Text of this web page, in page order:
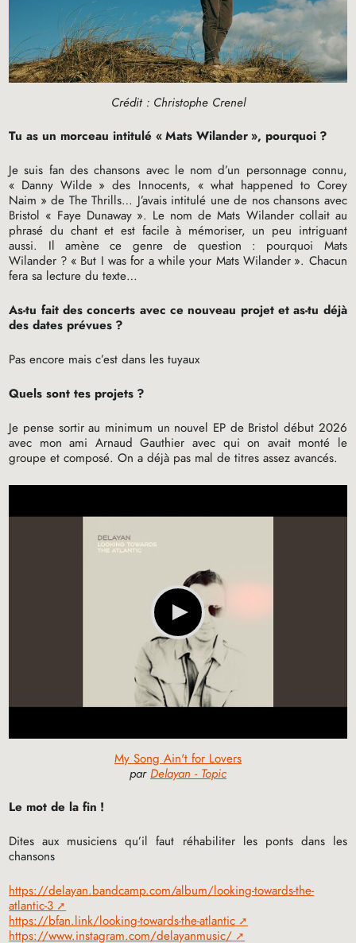
Crédit : Christophe Crenel
Tu as un morceau intitulé «Mats Wilander», pourquoi ?
Je suis fan des chansons avec le nom d’un personnage connu,
« Danny Wilde » des Innocents, « what happened to Corey
Naim » de The Thrills… J’avais intitulé une de nos chansons avec
Bristol « Faye Dunaway ». Le nom de Mats Wilander collait au
phrasé du chant et est facile à mémoriser, un peu intriguant
aussi. Il amène ce genre de question : pourquoi Mats
Wilander ? « But I was for a while your Mats Wilander ». Chacun
fera sa lecture du texte…
As-tu fait des concerts avec ce nouveau projet et as-tu déjà
des dates prévues ?
Pas encore mais c’est dans les tuyaux
Quels sont tes projets ?
Je pense sortir au minimum un nouvel EP de Bristol début 2026
avec mon ami Arnaud Gauthier avec qui on avait monté le
groupe et composé. On a déjà pas mal de titres assez avancés.
My Song Ain't for Lovers
parDelayan - Topic
Le mot de la fin !
Dites aux musiciens qu’il faut réhabiliter les ponts dans les
chansons
https://delayan.bandcamp.com/album/looking-towards-the-
atlantic-3
https://bfan.link/looking-towards-the-atlantic
https://www.instagram.com/delayanmusic/